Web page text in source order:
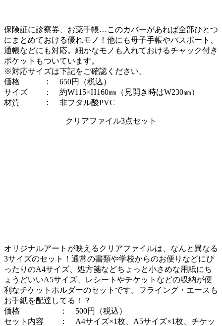
保険証に診察券、お薬手帳…このカバーがあれば全部ひとつ
にまとめておける優れモノ！他にも母子手帳やパスポート、
通帳などにも対応。細かなモノも入れておけるチャック付き
ポケットもついています。
※対応サイズは下記をご確認ください。
価格 ： 650円（税込）
サイズ ： 約W115×H160㎜（見開き時はW230㎜）
材質 ： 非フタル酸PVC
クリアファイル3点セット
オリジナルアートが映えるクリアファイルは、なんと異なる
3サイズのセット！通常の書類や学校からのお便りなどにぴ
ったりのA4サイズ、処方箋などちょっと小さめな用紙にち
ょうどいいA5サイズ、レシートやチケットなどの収納が便
利なチケットホルダーのセットです。フライング・エースも
お手紙を配達してる！？
価格 ： 500円（税込）
セット内容 ： A4サイズ×1枚、A5サイズ×1枚、チケッ